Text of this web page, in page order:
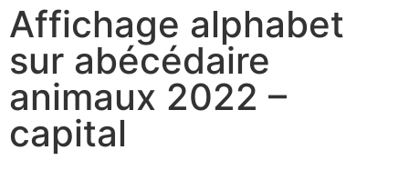
Affichage alphabet
sur abécédaire
animaux 2022 –
capital